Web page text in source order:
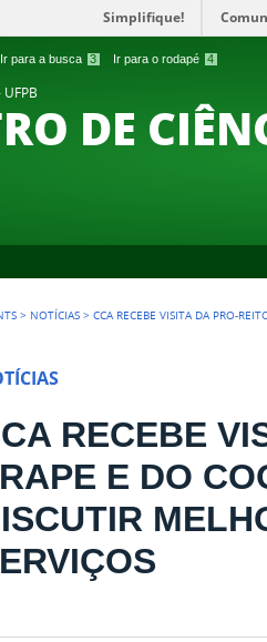
Ir para a busca 3 Ir para o rodapé 4
Simplifique!
UFPB
DE
> NOTÍCIAS >CCA RECEBE VISITA DA PRO-
RECEBE
E DO